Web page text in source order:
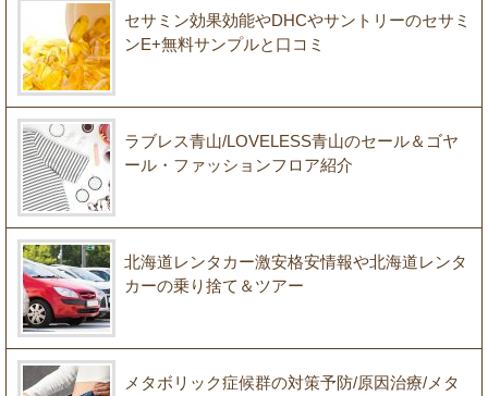
セサミン効果効能やDHCやサントリーのセサミ
ンE+無料サンプルと口コミ
ラブレス青山/LOVELESS青山のセール＆ゴヤ
ール・ファッションフロア紹介
北海道レンタカー激安格安情報や北海道レンタ
カーの乗り捨て＆ツアー
メタボリック症候群の対策予防/原因治療/メタ